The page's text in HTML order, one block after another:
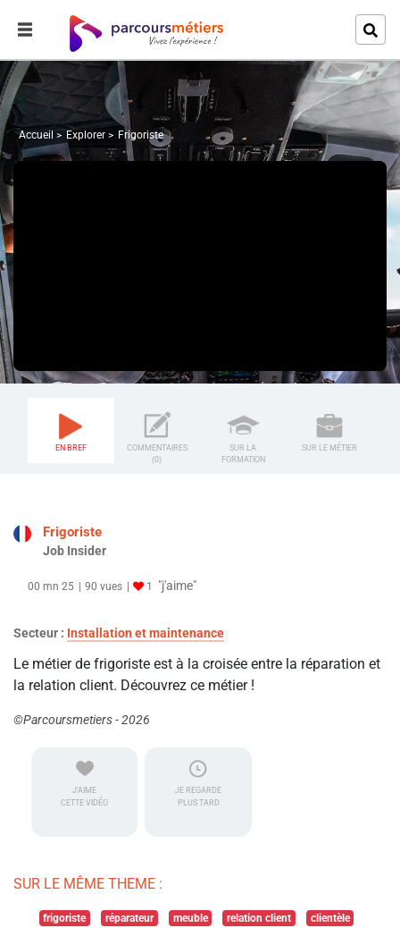
Accueil Explorer Frigoriste
EN BREF
COMMENTAIRES
(0)
SUR LA
FORMATION
SUR LE MÉTIER
Frigoriste
Job Insider
00 mn 25 90 vues 1 "j'aime"
Secteur : Installation et maintenance
Le métier de frigoriste est à la croisée entre la réparation et
la relation client. Découvrez ce métier !
©Parcoursmetiers - 2026
J'AIME
CETTE VIDÉO
JE REGARDE
PLUS TARD
SUR LE MÊME THEME :
frigoriste réparateur meuble relation client
clientèle